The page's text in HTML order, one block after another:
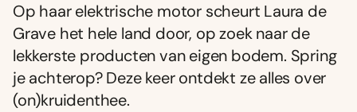
Op haar elektrische motor scheurt Laura de
Grave het hele land door, op zoek naar de
lekkerste producten van eigen bodem. Spring
je achterop? Deze keer ontdekt ze alles over
(on)kruidenthee.